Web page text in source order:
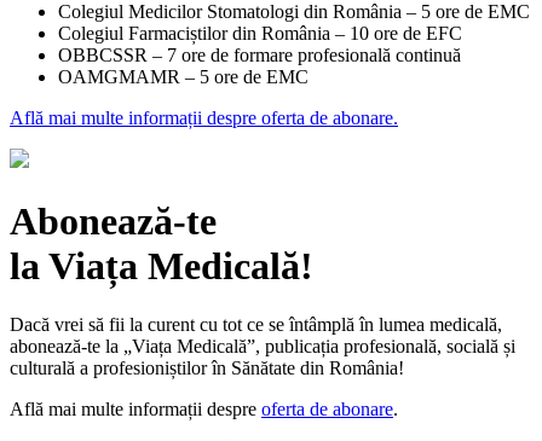
Colegiul Medicilor Stomatologi din România – 5 ore de EMC
Colegiul Farmaciștilor din România – 10 ore de EFC
OBBCSSR – 7 ore de formare profesională continuă
OAMGMAMR – 5 ore de EMC
Află mai multe informații despre oferta de abonare.
Abonează-te
la Viața Medicală!
Dacă vrei să fii la curent cu tot ce se întâmplă în lumea medicală,
abonează-te la „Viața Medicală”, publicația profesională, socială și
culturală a profesioniștilor în Sănătate din România!
Află mai multe informații despre oferta de abonare.